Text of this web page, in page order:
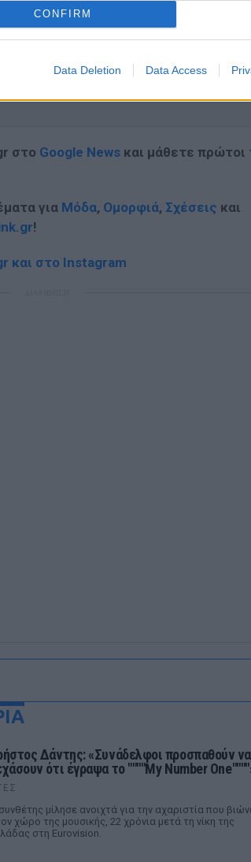
CONFIRM
Data Deletion Data Access
στο Google News και μάθετε πρώτοι
για Μόδα, Ομορφιά, Σχέσεις και
!
και στο Instagram
Δάντης: «Συνάδελφοι προσπαθούν να
ότι έγραψα το """"My Number
μίλησε ανοιχτά για την αχαριστία που
χώρο της μουσικής, 22 χρόνια μετά τη νίκη της
στη Eurovision.